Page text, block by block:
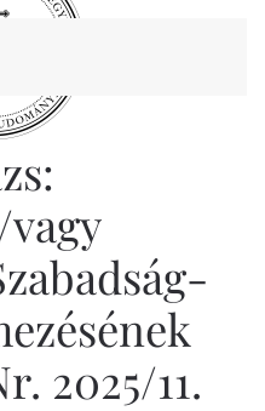
vagy
2025/11.